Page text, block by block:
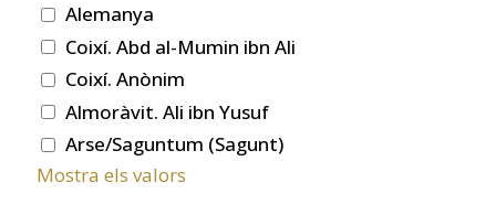
Alemanya
Coixí. Abd al-Mumin ibn Ali
Coixí. Anònim
Almoràvit. Ali ibn Yusuf
Arse/Saguntum (Sagunt)
Mostra els valors